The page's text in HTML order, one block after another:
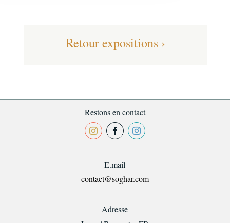
Retour expositions ›
Restons en contact
E.mail
contact@soghar.com
Adresse